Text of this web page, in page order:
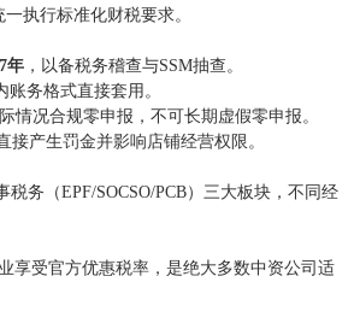
执行标准化财税要求。
年 ，以备税务稽查与SSM抽查。
账务格式直接套用。
情况合规零申报，不可长期虚假零申报。
产生罚金并影响店铺经营权限。
务（EPF/SOCSO/PCB）三大板块，不同经
享受官方优惠税率，是绝大多数中资公司适